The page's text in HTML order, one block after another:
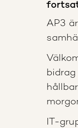
AP3
IT-